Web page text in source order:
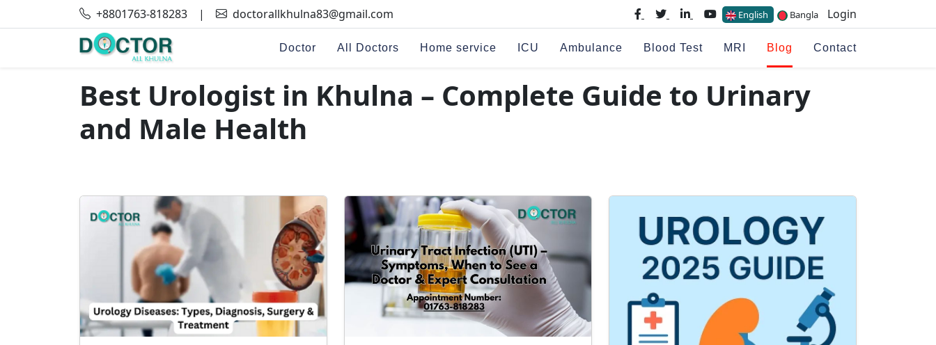
+8801763-818283 | doctorallkhulna83@gmail.com English Bangla Login
Doctor All Doctors Home service ICU Ambulance Blood Test MRI Blog Contact
Best Urologist in Khulna – Complete Guide to Urinary
and Male Health